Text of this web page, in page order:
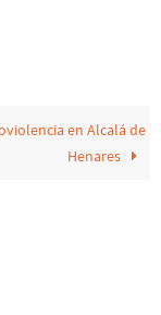
en Alcalá de
Henares